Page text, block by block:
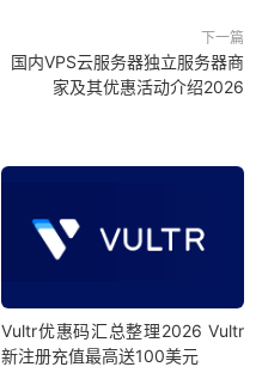
下一篇
国内VPS云服务器独立服务器商
家及其优惠活动介绍2026
Vultr优惠码汇总整理2026 Vultr
新注册充值最高送100美元